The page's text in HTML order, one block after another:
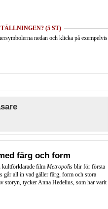
(5 ST)
nedan och klicka på exempelvis
färg och form
kultförklarade film Metropolis blir för första
går all in vad gäller färg, form och stora
storyn, tycker Anna Hedelius, som har varit